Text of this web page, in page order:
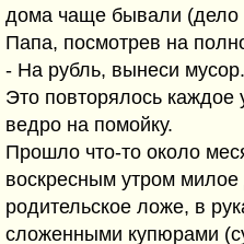
дома чаще бывали (дело
Папа, посмотрев на
- На рубль, вынеси мусор.
Это повторялось
ведро на помойку.
Прошло что-то около
воскресным утром милое
родительское ложе, в
сложенными купюрами